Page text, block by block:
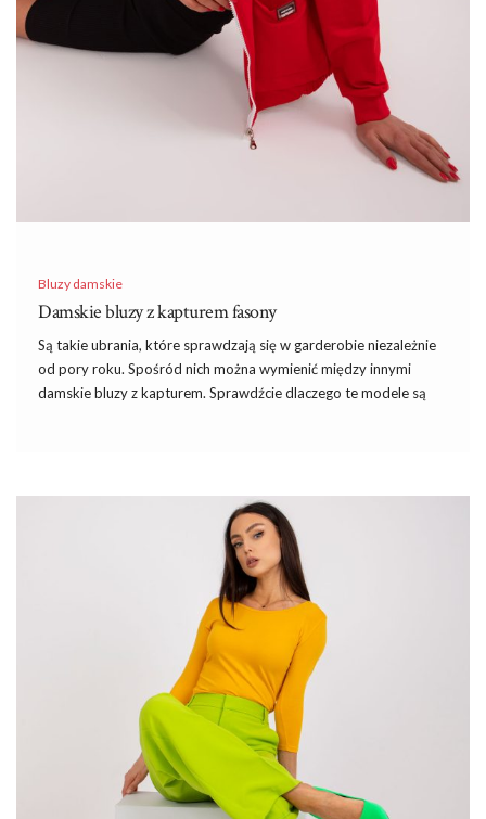
Bluzy damskie
Damskie bluzy z kapturem fasony
Są takie ubrania, które sprawdzają się w garderobie niezależnie
od pory roku. Spośród nich można wymienić między innymi
damskie bluzy z kapturem. Sprawdźcie dlaczego te modele są
Trend na wygodne stylizacje
Ostatni rok znacznie zmienił nasze podejście do mody i
wybieranych elementów garderoby. Na popularności jeszcze
bardziej zyskały ubrania w modelach dresowych, do których
możemy niewątpliwie zaliczyć bluzy. Wygodne modele nie
krępują ruchów i zapewniają maksimum komfortu. Damskie
bluzy z kapturem pochodzą ze stylu sportowego i właśnie w
takich stylizacjach są najczęściej wykorzystywane. Coraz chętniej
jednak elementy stylu sportowego łączymy z …